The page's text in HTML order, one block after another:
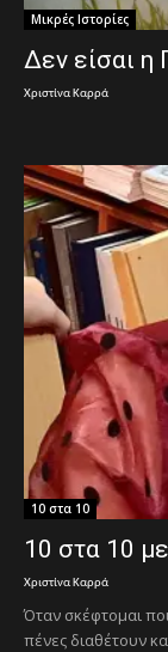
Μικρές Ιστορίες
Δεν είσαι η
Χριστίνα Καρρά
10 στα 10
10 στα 10
Χριστίνα Καρρά
Όταν σκέφτομαι
πένες διαθέτουν